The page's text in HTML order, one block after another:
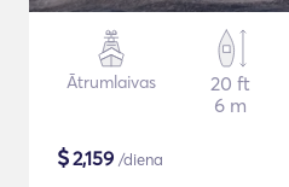
Ātrumlaivas
20 ft
6 m
$2,159 /diena